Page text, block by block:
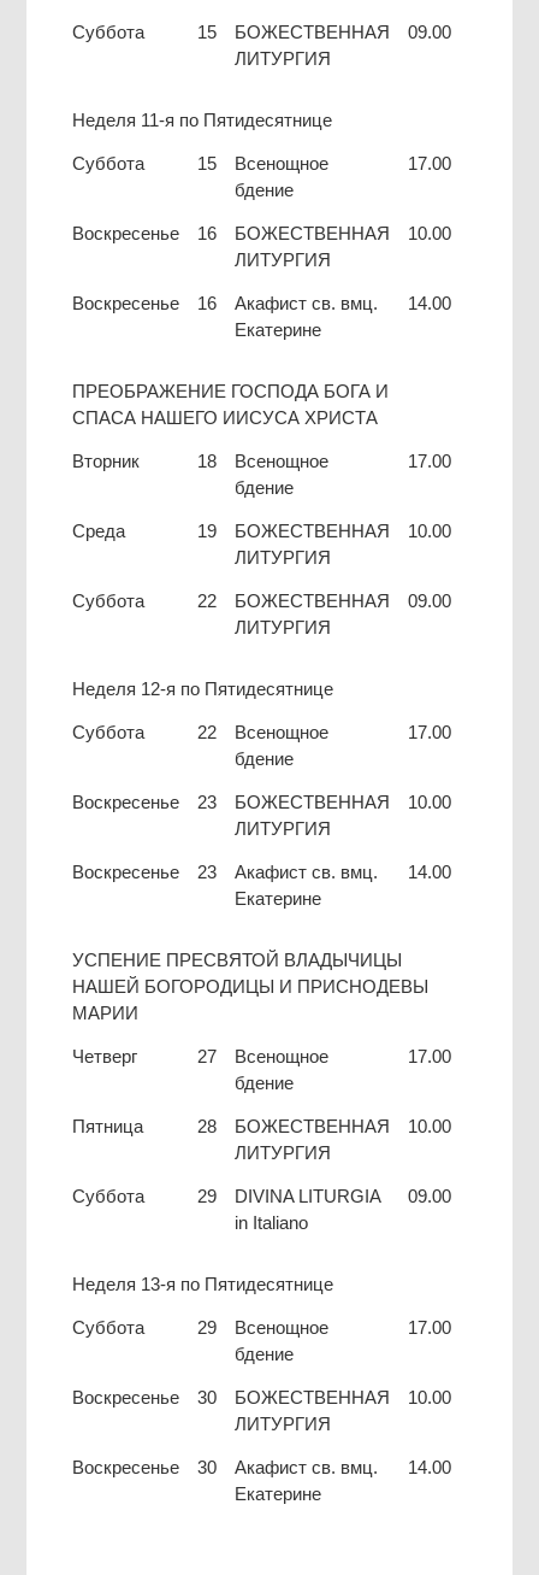
Суббота 15
БОЖЕСТВЕННАЯ
ЛИТУРГИЯ
09.00
Неделя 11-я по Пятидесятнице
Суббота 15
Всенощное
бдение
17.00
Воскресенье 16
БОЖЕСТВЕННАЯ
ЛИТУРГИЯ
10.00
Воскресенье 16
Акафист св. вмц.
Екатерине
14.00
ПРЕОБРАЖЕНИЕ ГОСПОДА БОГА И
СПАСА НАШЕГО ИИСУСА ХРИСТА
Вторник 18
Всенощное
бдение
17.00
Среда 19
БОЖЕСТВЕННАЯ
ЛИТУРГИЯ
10.00
Суббота 22
БОЖЕСТВЕННАЯ
ЛИТУРГИЯ
09.00
Неделя 12-я по Пятидесятнице
Суббота 22
Всенощное
бдение
17.00
Воскресенье 23
БОЖЕСТВЕННАЯ
ЛИТУРГИЯ
10.00
Воскресенье 23
Акафист св. вмц.
Екатерине
14.00
УСПЕНИЕ ПРЕСВЯТОЙ ВЛАДЫЧИЦЫ
НАШЕЙ БОГОРОДИЦЫ И ПРИСНОДЕВЫ
МАРИИ
Четверг 27
Всенощное
бдение
17.00
Пятница 28
БОЖЕСТВЕННАЯ
ЛИТУРГИЯ
10.00
Суббота 29
DIVINA LITURGIA
in Italiano
09.00
Неделя 13-я по Пятидесятнице
Суббота 29
Всенощное
бдение
17.00
Воскресенье 30
БОЖЕСТВЕННАЯ
ЛИТУРГИЯ
10.00
Воскресенье 30
Акафист св. вмц.
Екатерине
14.00